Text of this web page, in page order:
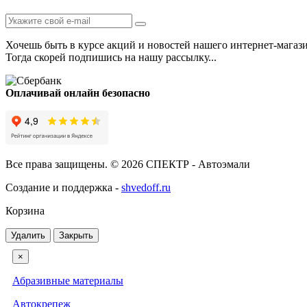
Хочешь быть в курсе акций и новостей нашего интернет-
Тогда скорей подпишись на нашу рассылку...
Оплачивай онлайн безопасно
Все права защищены. © 2026 СПЕКТР - Автоэмали
Создание и поддержка - shvedoff.ru
Корзина
Удалить Закрыть
×
Абразивные материалы
Автокрепеж